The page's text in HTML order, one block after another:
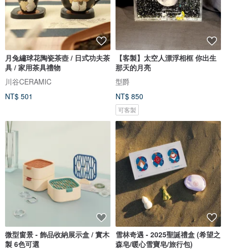
月兔繡球花陶瓷茶壺 / 日式功夫茶
具 / 家用茶具禮物
川谷CERAMIC
NT$ 501
【客製】太空人漂浮相框 你出生
那天的月亮
型爵
NT$ 850
可客製
微型窗景 - 飾品收納展示盒 / 實木
製 6色可選
雪林奇遇 - 2025聖誕禮盒 (希望之
森皂/暖心雪寶皂/旅行包)